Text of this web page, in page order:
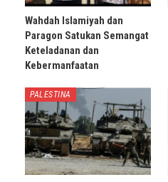
Wahdah Islamiyah dan
Paragon Satukan Semangat
Keteladanan dan
Kebermanfaatan
PALESTINA